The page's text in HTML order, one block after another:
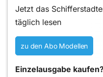
Jetzt das
täglich lesen
zu den Abo Modellen
Einzelausgabe